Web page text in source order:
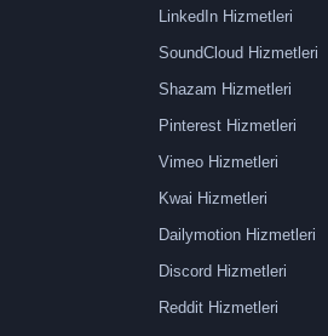
LinkedIn Hizmetleri
SoundCloud Hizmetleri
Shazam Hizmetleri
Pinterest Hizmetleri
Vimeo Hizmetleri
Kwai Hizmetleri
Dailymotion Hizmetleri
Discord Hizmetleri
Reddit Hizmetleri